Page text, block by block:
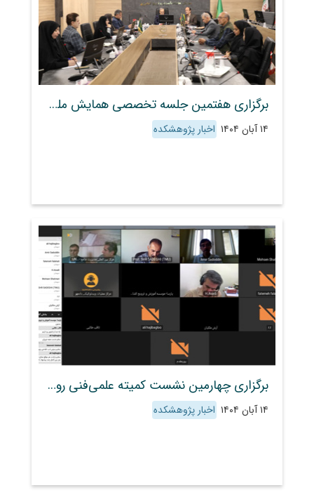
برگزاری هفتمین جلسه تخصصی همایش ملی تغییر اقلیم
۱۴ آبان ۱۴۰۴ اخبار پژوهشکده
برگزاری چهارمین نشست کمیته علمی‌فنی روز جهانی خاک
۱۴ آبان ۱۴۰۴ اخبار پژوهشکده